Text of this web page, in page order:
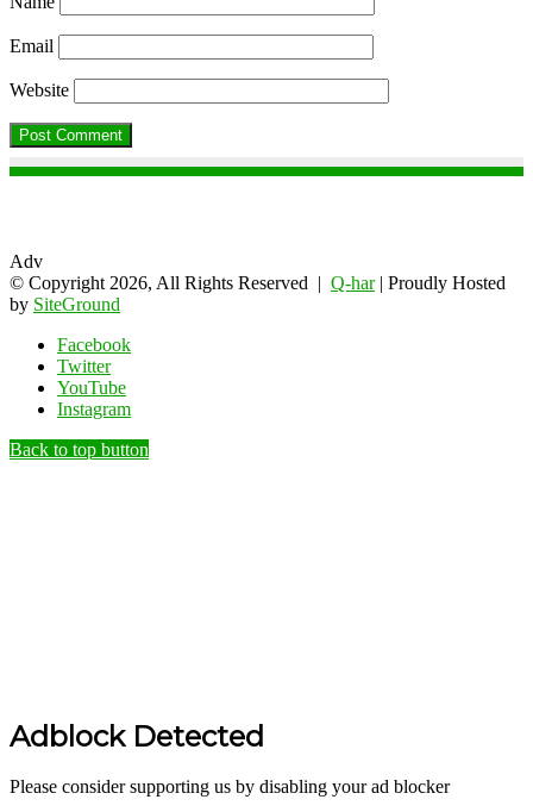
Email
Website
Adv
© Copyright 2026, All Rights Reserved | Q-har| Proudly Hosted
by SiteGround
Facebook
Twitter
YouTube
Instagram
Back to top button
Adblock Detected
Please consider supporting us by disabling your ad blocker